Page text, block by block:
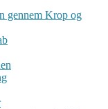
gennem Krop og